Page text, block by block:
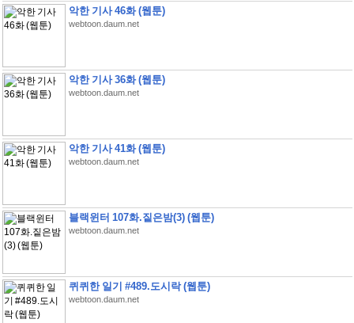
악한 기사 46화 (웹툰)
webtoon.daum.net
악한 기사 36화 (웹툰)
webtoon.daum.net
악한 기사 41화 (웹툰)
webtoon.daum.net
블랙윈터 107화.짙은밤(3) (웹툰)
webtoon.daum.net
퀴퀴한 일기 #489.도시락 (웹툰)
webtoon.daum.net